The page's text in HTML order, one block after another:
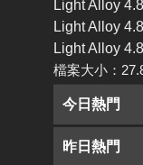
Light Alloy
Light Alloy
Light Alloy
檔案大小：
今日熱門
昨日熱門